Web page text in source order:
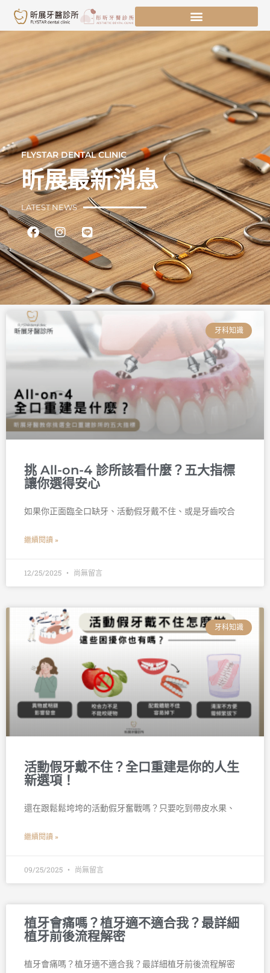
主
容
FLYSTAR DENTAL CLINIC
昕展最新消息
LATEST NEWS
FacebookInstagram
Line
牙科知識
挑 All-on-4 診所該看什麼？五大指標
讓你選得安心
如果你正面臨全口缺牙、活動假牙戴不住、或是牙齒咬合
繼續閱讀 »
12/25/2025 尚無留言
牙科知識
活動假牙戴不住？全口重建是你的人生
新選項！
還在跟鬆鬆垮垮的活動假牙奮戰嗎？只要吃到帶皮水果、
繼續閱讀 »
09/25/2025 尚無留言
植牙會痛嗎？植牙適不適合我？最詳細
植牙前後流程解密
植牙會痛嗎？植牙適不適合我？最詳細植牙前後流程解密
面